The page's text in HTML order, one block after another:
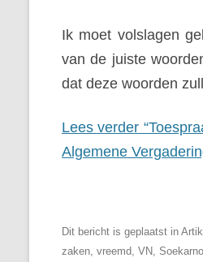
Ik moet volslagen
van de juiste
dat deze woorden
Lees verder
Algemene
Dit bericht is geplaatst in
zaken, vreemd, VN,